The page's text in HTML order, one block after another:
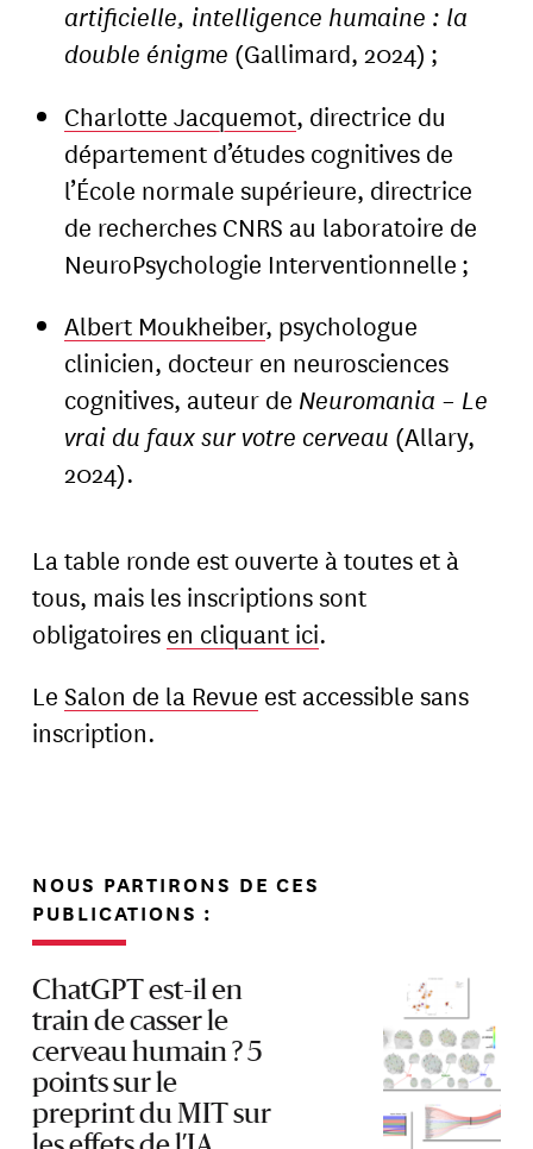
artificielle, intelligence humaine : la
double énigme (Gallimard, 2024) ;
Charlotte Jacquemot, directrice du
département d’études cognitives de
l’École normale supérieure, directrice
de recherches CNRS au laboratoire de
NeuroPsychologie Interventionnelle ;
Albert Moukheiber, psychologue
clinicien, docteur en neurosciences
cognitives, auteur de Neuromania – Le
vrai du faux sur votre cerveau (Allary,
2024).
La table ronde est ouverte à toutes et à
tous, mais les inscriptions sont
obligatoires en cliquant ici.
LeSalon de la Revue est accessible sans
inscription.
NOUS PARTIRONS DE CES
PUBLICATIONS :
ChatGPT est-il en
train de casser le
cerveau humain ? 5
points sur le
preprint du MIT sur